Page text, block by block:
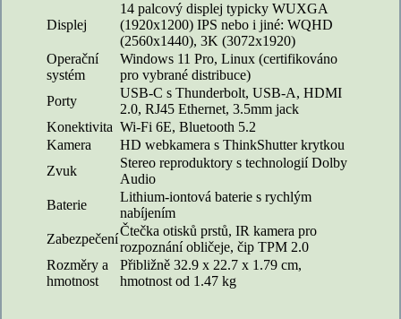
Displej
14 palcový displej typicky WUXGA
(1920x1200) IPS nebo i jiné: WQHD
(2560x1440), 3K (3072x1920)
Operační
systém
Windows 11 Pro, Linux (certifikováno
pro vybrané distribuce)
Porty
USB-C s Thunderbolt, USB-A, HDMI
2.0, RJ45 Ethernet, 3.5mm jack
Konektivita Wi-Fi 6E, Bluetooth 5.2
Kamera
HD webkamera s ThinkShutter krytkou
Zvuk
Stereo reproduktory s technologií Dolby
Audio
Baterie
Lithium-iontová baterie s rychlým
nabíjením
Zabezpečení
Čtečka otisků prstů, IR kamera pro
rozpoznání obličeje, čip TPM 2.0
Rozměry a
hmotnost
Přibližně 32.9 x 22.7 x 1.79 cm,
hmotnost od 1.47 kg